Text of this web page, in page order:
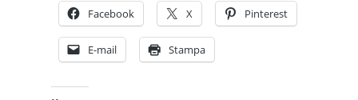
Facebook X Pinterest
E-mail Stampa